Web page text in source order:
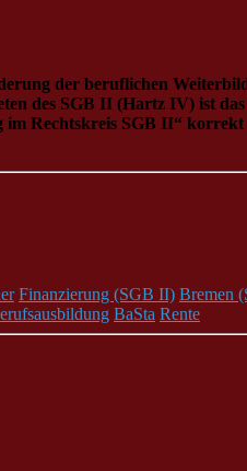
der beruflichen
des SGB II (Hartz IV) ist
Rechtskreis SGB II“
Finanzierung (SGB II) Bremen
BaSta Rente